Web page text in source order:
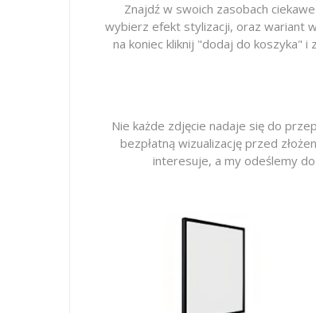
Znajdź w swoich zasobach
wybierz efekt stylizacji, oraz wariant
na koniec kliknij "dodaj do koszyka"
Nie każde zdjęcie nadaje się do
bezpłatną wizualizację przed
interesuje, a my odeślemy